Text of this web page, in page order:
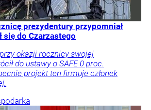
prezydentury przypomniał
się do Czarzastego
okazji rocznicy swojej
do ustawy o SAFE 0 proc.
projekt ten firmuje członek